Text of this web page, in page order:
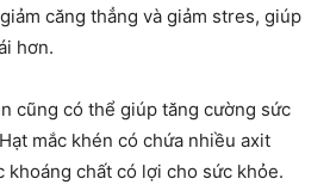
căng thẳng và giảm stres, giúp
hơn.
cũng có thể giúp tăng cường sức
mắc khén có chứa nhiều axit
khoáng chất có lợi cho sức khỏe.